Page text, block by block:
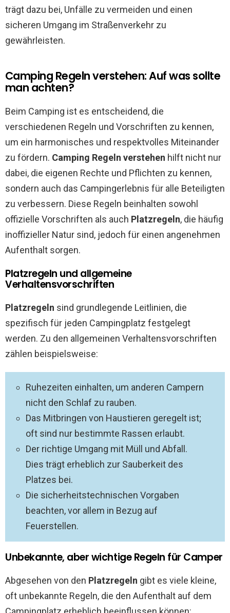
trägt dazu bei, Unfälle zu vermeiden und einen
sicheren Umgang im Straßenverkehr zu
gewährleisten.
Camping Regeln verstehen: Auf was sollte
man achten?
Beim Camping ist es entscheidend, die
verschiedenen Regeln und Vorschriften zu kennen,
um ein harmonisches und respektvolles Miteinander
zu fördern. Camping Regeln verstehen hilft nicht nur
dabei, die eigenen Rechte und Pflichten zu kennen,
sondern auch das Campingerlebnis für alle Beteiligten
zu verbessern. Diese Regeln beinhalten sowohl
offizielle Vorschriften als auch Platzregeln, die häufig
inoffizieller Natur sind, jedoch für einen angenehmen
Aufenthalt sorgen.
Platzregeln und allgemeine
Verhaltensvorschriften
Platzregeln sind grundlegende Leitlinien, die
spezifisch für jeden Campingplatz festgelegt
werden. Zu den allgemeinen Verhaltensvorschriften
zählen beispielsweise:
Ruhezeiten einhalten, um anderen Campern
nicht den Schlaf zu rauben.
Das Mitbringen von Haustieren geregelt ist;
oft sind nur bestimmte Rassen erlaubt.
Der richtige Umgang mit Müll und Abfall.
Dies trägt erheblich zur Sauberkeit des
Platzes bei.
Die sicherheitstechnischen Vorgaben
beachten, vor allem in Bezug auf
Feuerstellen.
Unbekannte, aber wichtige Regeln für Camper
Abgesehen von den Platzregeln gibt es viele kleine,
oft unbekannte Regeln, die den Aufenthalt auf dem